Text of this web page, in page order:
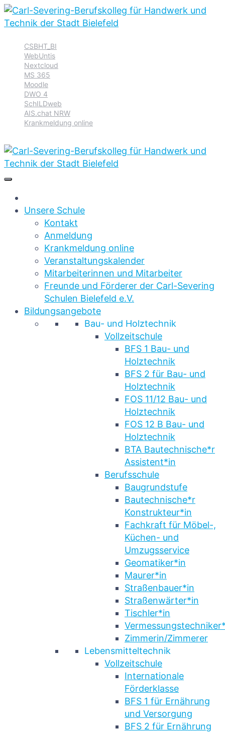
Hauptnavigation
springen
Inhalt
springen
Footer
springen
CSBHT_BI
WebUntis
Nextcloud
MS 365
Moodle
DWO 4
SchILDweb
AIS.chat NRW
Krankmeldung online
Unsere Schule
Kontakt
Anmeldung
Krankmeldung online
Veranstaltungskalender
Mitarbeiterinnen und Mitarbeiter
Freunde und Förderer der Carl-Severing
Schulen Bielefeld e.V.
Bildungsangebote
Bau- und Holztechnik
Vollzeitschule
BFS 1 Bau- und
Holztechnik
BFS 2 für Bau- und
Holztechnik
FOS 11/12 Bau- und
Holztechnik
FOS 12 B Bau- und
Holztechnik
BTA Bautechnische*r
Assistent*in
Berufsschule
Baugrundstufe
Bautechnische*r
Konstrukteur*in
Fachkraft für Möbel-,
Küchen- und
Umzugsservice
Geomatiker*in
Maurer*in
Straßenbauer*in
Straßenwärter*in
Tischler*in
Zimmerin/Zimmerer
Lebensmitteltechnik
Vollzeitschule
Internationale
Förderklasse
BFS 1 für Ernährung
und Versorgung
BFS 2 für Ernährung